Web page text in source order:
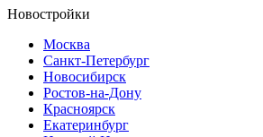
Новостройки
Москва
Санкт-Петербург
Новосибирск
Ростов-на-Дону
Красноярск
Екатеринбург